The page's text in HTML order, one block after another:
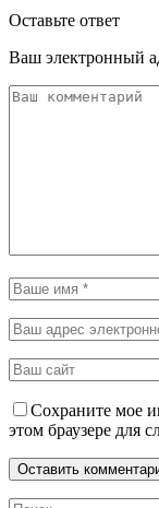
Оставьте ответ
Ваш электронный
Сохраните мое
этом браузере для